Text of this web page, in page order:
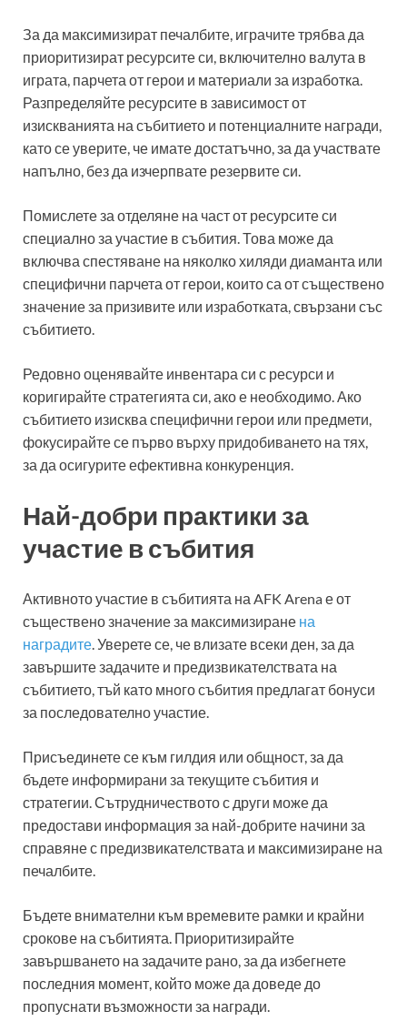
За да максимизират печалбите, играчите трябва да
приоритизират ресурсите си, включително валута в
играта, парчета от герои и материали за изработка.
Разпределяйте ресурсите в зависимост от
изискванията на събитието и потенциалните награди,
като се уверите, че имате достатъчно, за да участвате
напълно, без да изчерпвате резервите си.
Помислете за отделяне на част от ресурсите си
специално за участие в събития. Това може да
включва спестяване на няколко хиляди диаманта или
специфични парчета от герои, които са от съществено
значение за призивите или изработката, свързани със
събитието.
Редовно оценявайте инвентара си с ресурси и
коригирайте стратегията си, ако е необходимо. Ако
събитието изисква специфични герои или предмети,
фокусирайте се първо върху придобиването на тях,
за да осигурите ефективна конкуренция.
Най-добри практики за
участие в събития
Активното участие в събитията на AFK Arena е от
съществено значение за максимизиране на
наградите. Уверете се, че влизате всеки ден, за да
завършите задачите и предизвикателствата на
събитието, тъй като много събития предлагат бонуси
за последователно участие.
Присъединете се към гилдия или общност, за да
бъдете информирани за текущите събития и
стратегии. Сътрудничеството с други може да
предостави информация за най-добрите начини за
справяне с предизвикателствата и максимизиране на
печалбите.
Бъдете внимателни към времевите рамки и крайни
срокове на събитията. Приоритизирайте
завършването на задачите рано, за да избегнете
последния момент, който може да доведе до
пропуснати възможности за награди.